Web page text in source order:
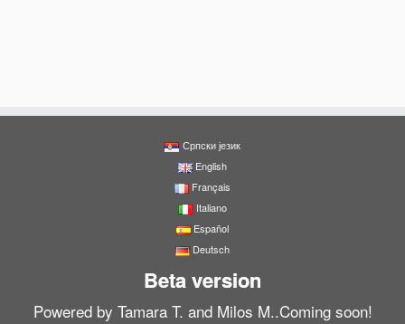
Српски језик
English
Français
Italiano
Español
Deutsch
Beta version
Powered by Tamara T. and Milos M..Coming soon!